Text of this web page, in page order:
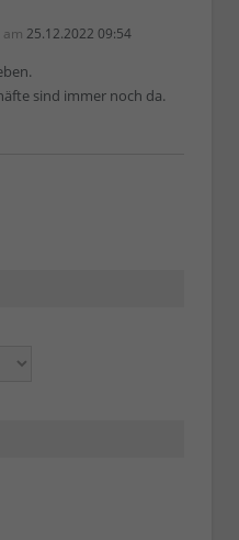
am 25.12.2022 09:54
sind immer noch da.